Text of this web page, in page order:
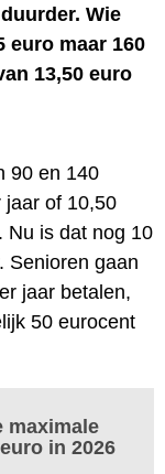
Wie
euro maar 160
13,50 euro
90 en 140
jaar of 10,50
Nu is dat nog 10
Senioren gaan
jaar betalen,
50 eurocent
maximale
in 2026